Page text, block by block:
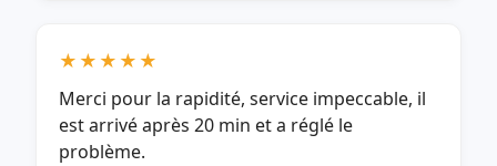
★★★★★
Merci pour la rapidité, service impeccable, il
est arrivé après 20 min et a réglé le
problème.